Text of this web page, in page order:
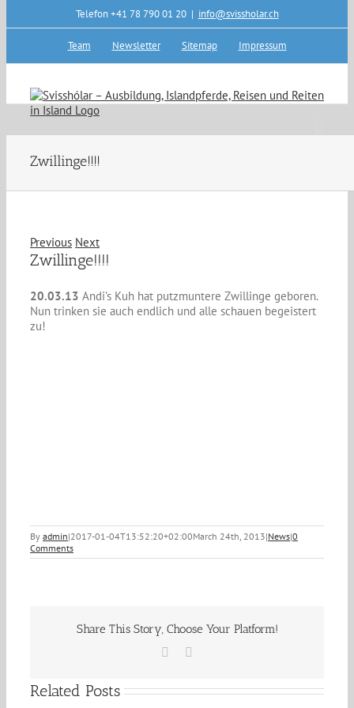
Telefon +41 78 790 01 20 | info@svissholar.ch
Team Newsletter Sitemap Impressum
Zwillinge!!!!
Previous Next
Zwillinge!!!!
20.03.13 Andi’s Kuh hat putzmuntere Zwillinge geboren.
Nun trinken sie auch endlich und alle schauen begeistert
zu!
By admin|2017-01-04T13:52:20+02:00March 24th, 2013|News|0
Comments
Share This Story, Choose Your Platform!
Facebook
Related Posts